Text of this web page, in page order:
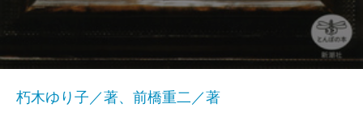
朽木ゆり子／著、前橋重二／著